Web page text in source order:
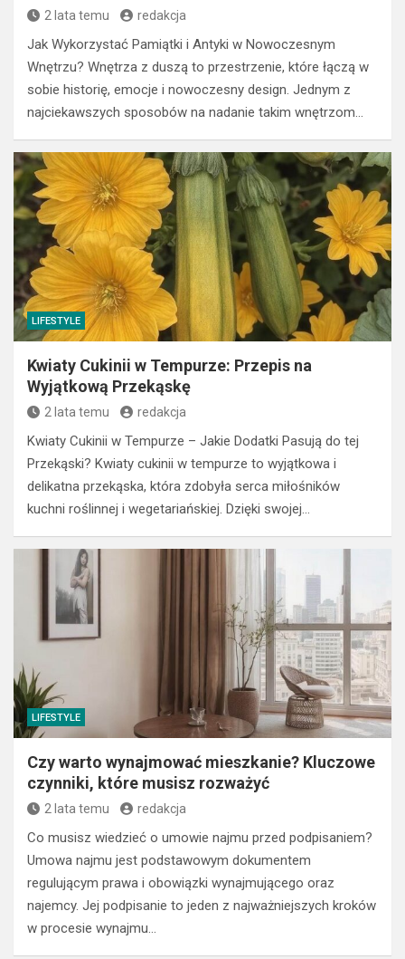
2 lata temu redakcja
Jak Wykorzystać Pamiątki i Antyki w Nowoczesnym
Wnętrzu? Wnętrza z duszą to przestrzenie, które łączą w
sobie historię, emocje i nowoczesny design. Jednym z
najciekawszych sposobów na nadanie takim wnętrzom…
LIFESTYLE
Kwiaty Cukinii w Tempurze: Przepis na
Wyjątkową Przekąskę
2 lata temu redakcja
Kwiaty Cukinii w Tempurze – Jakie Dodatki Pasują do tej
Przekąski? Kwiaty cukinii w tempurze to wyjątkowa i
delikatna przekąska, która zdobyła serca miłośników
kuchni roślinnej i wegetariańskiej. Dzięki swojej…
LIFESTYLE
Czy warto wynajmować mieszkanie? Kluczowe
czynniki, które musisz rozważyć
2 lata temu redakcja
Co musisz wiedzieć o umowie najmu przed podpisaniem?
Umowa najmu jest podstawowym dokumentem
regulującym prawa i obowiązki wynajmującego oraz
najemcy. Jej podpisanie to jeden z najważniejszych kroków
w procesie wynajmu…